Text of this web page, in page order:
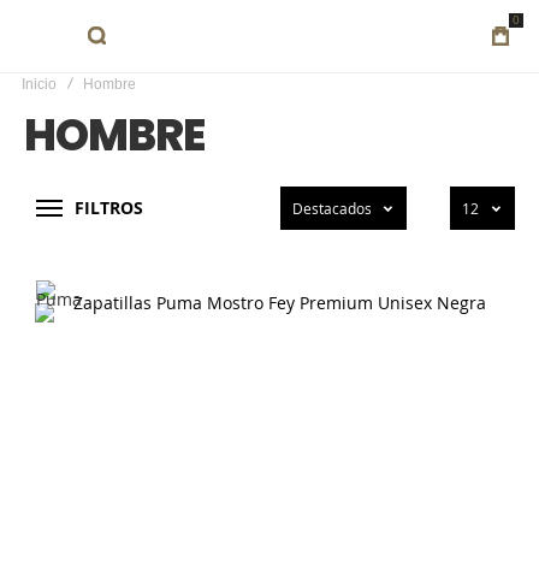
0
Inicio Hombre
HOMBRE
FILTROS Destacados 12